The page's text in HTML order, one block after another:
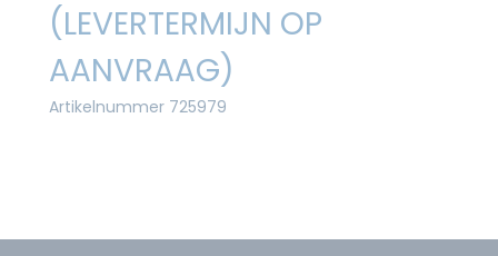
(LEVERTERMIJN OP
AANVRAAG)
Artikelnummer 725979